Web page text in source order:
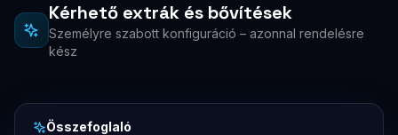
Kérhető extrák és bővítések
Személyre szabott konfiguráció – azonnal rendelésre
kész
Összefoglaló